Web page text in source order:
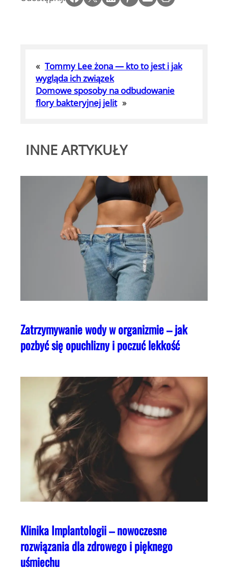
« Tommy Lee żona — kto to jest i jak
wygląda ich związek
Domowe sposoby na odbudowanie
flory bakteryjnej jelit »
INNE ARTYKUŁY
Zatrzymywanie wody w organizmie – jak
pozbyć się opuchlizny i poczuć lekkość
Klinika Implantologii – nowoczesne
rozwiązania dla zdrowego i pięknego
uśmiechu